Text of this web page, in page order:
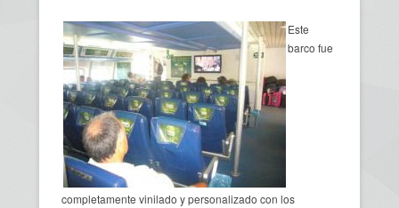
Este
barco fue
completamente vinilado y personalizado con los